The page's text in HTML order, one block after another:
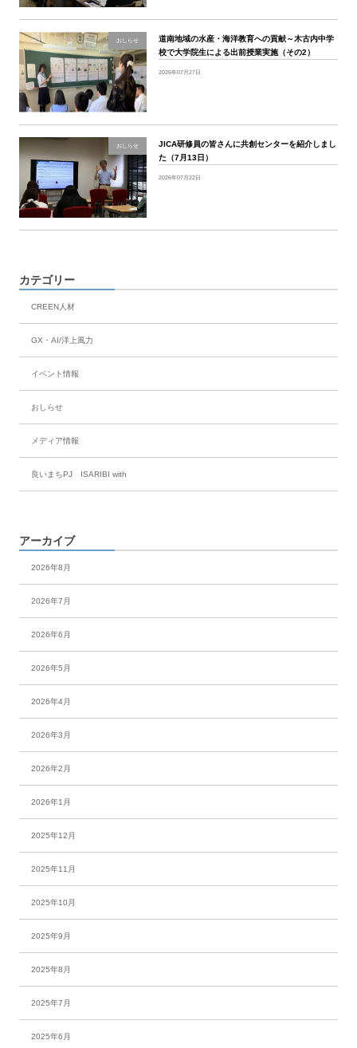
おしらせ
道南地域の水産・海洋教育への貢献～木古内中学
校で大学院生による出前授業実施（その2）
2026年07月27日
おしらせ
JICA研修員の皆さんに共創センターを紹介しまし
た（7月13日）
2026年07月22日
カテゴリー
CREEN人材
GX・AI/洋上風力
イベント情報
おしらせ
メディア情報
良いまちPJ ISARIBI with
アーカイブ
2026年8月
2026年7月
2026年6月
2026年5月
2026年4月
2026年3月
2026年2月
2026年1月
2025年12月
2025年11月
2025年10月
2025年9月
2025年8月
2025年7月
2025年6月